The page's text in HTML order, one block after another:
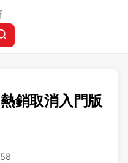
銷取消入門版